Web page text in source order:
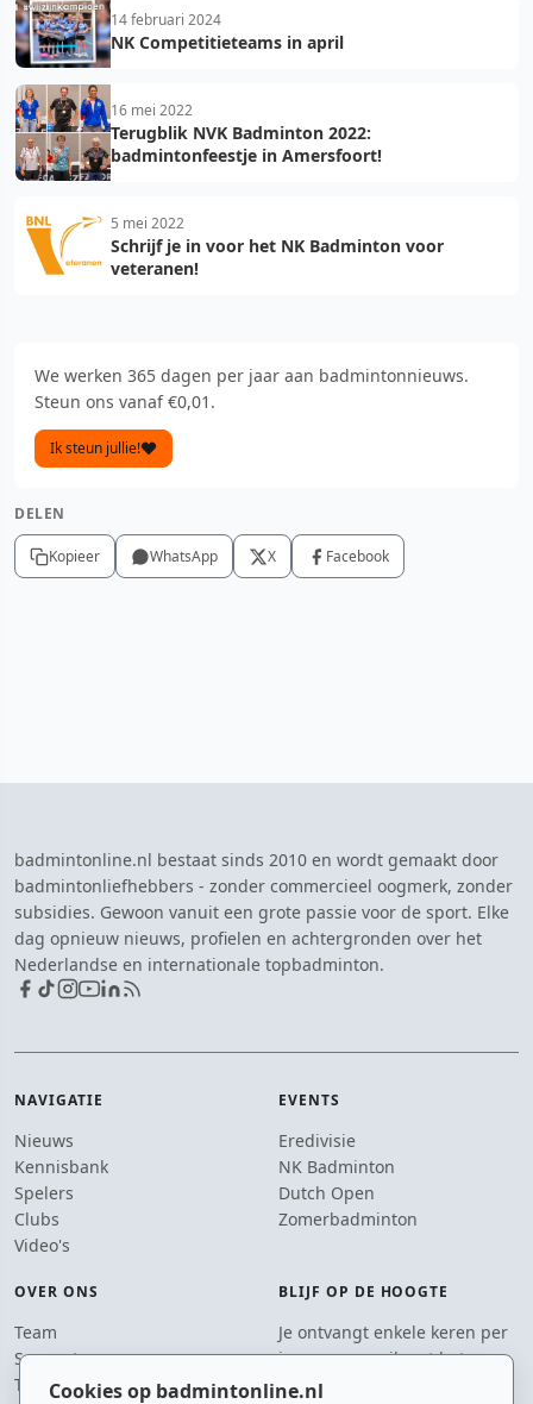
Cookies op badmintonline.nl
14 februari 2024
NK Competitieteams in april
16 mei 2022
Terugblik NVK Badminton 2022:
badmintonfeestje in Amersfoort!
5 mei 2022
Schrijf je in voor het NK Badminton voor
veteranen!
We werken 365 dagen per jaar aan badmintonnieuws.
Steun ons vanaf €0,01.
Ik steun jullie!
DELEN
Kopieer WhatsApp X Facebook
badmintonline.nl bestaat sinds 2010 en wordt gemaakt door
badmintonliefhebbers - zonder commercieel oogmerk, zonder
subsidies. Gewoon vanuit een grote passie voor de sport. Elke
dag opnieuw nieuws, profielen en achtergronden over het
Nederlandse en internationale topbadminton.
NAVIGATIE
Nieuws
Kennisbank
Spelers
Clubs
Video's
EVENTS
Eredivisie
NK Badminton
Dutch Open
Zomerbadminton
OVER ONS
Team
Supporters
Tip de redactie
BLIJF OP DE HOOGTE
Je ontvangt enkele keren per
jaar een e-mail met het
laatste badmintonnieuws.